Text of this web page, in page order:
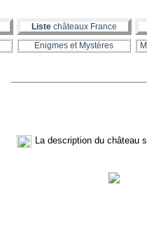
Liste châteaux France
Enigmes et Mystères
La description du château